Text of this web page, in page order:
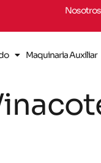
Nosotros
Maquinaria Auxiliar